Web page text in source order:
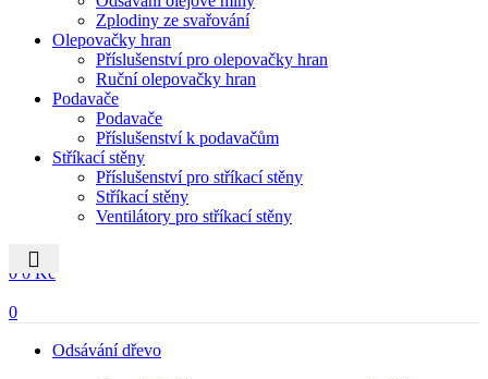
Zplodiny ze svařování
Olepovačky hran
Příslušenství pro olepovačky hran
Ruční olepovačky hran
Podavače
Podavače
Příslušenství k podavačům
Stříkací stěny
Příslušenství pro stříkací stěny
Stříkací stěny
Ventilátory pro stříkací stěny
0 0Kč
0
Odsávání dřevo